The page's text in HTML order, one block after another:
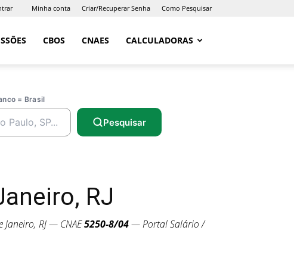
Minha conta Criar/Recuperar Senha Como Pesquisar
CBOS CNAES CALCULADORAS
= Brasil
Pesquisar
RJ
Janeiro, RJ — CNAE5250-8/04— Portal Salário /